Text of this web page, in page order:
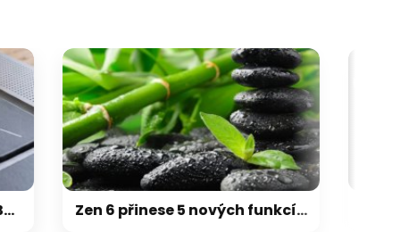
galerie: cviky
Zen 6 přinese 5 nových funkcí pro vyšší stabilitu výkonu, nejen herního